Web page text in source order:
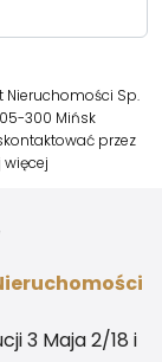
Sp.
05-300 Mińsk
przez
więcej
3 Maja 2/18 i